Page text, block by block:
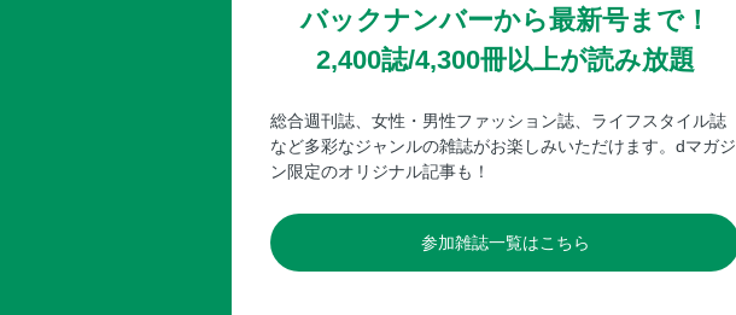
バックナンバーから最新号まで！
2,400誌/4,300冊以上が読み放題
総合週刊誌、女性・男性ファッション誌、ライフスタイル誌
など多彩なジャンルの雑誌がお楽しみいただけます。dマガジ
ン限定のオリジナル記事も！
参加雑誌一覧はこちら